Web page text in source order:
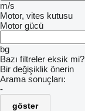
m/s
Motor, vites kutusu
Motor gücü
bg
Bazı filtreler eksik mi?
Bir değişiklik önerin
Arama sonuçları:
-
göster